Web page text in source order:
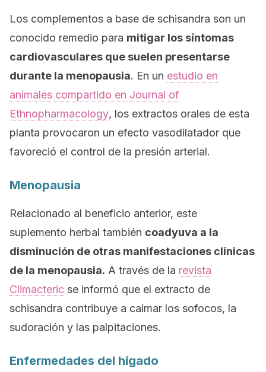
Los complementos a base de schisandra son un
conocido remedio para mitigar los síntomas
cardiovasculares que suelen presentarse
durante la menopausia. En un estudio en
animales compartido en Journal of
Ethnopharmacology, los extractos orales de esta
planta provocaron un efecto vasodilatador que
favoreció el control de la presión arterial.
Menopausia
Relacionado al beneficio anterior, este
suplemento herbal también coadyuva a la
disminución de otras manifestaciones clínicas
de la menopausia. A través de la revista
Climacteric se informó que el extracto de
schisandra contribuye a calmar los sofocos, la
sudoración y las palpitaciones.
Enfermedades del hígado